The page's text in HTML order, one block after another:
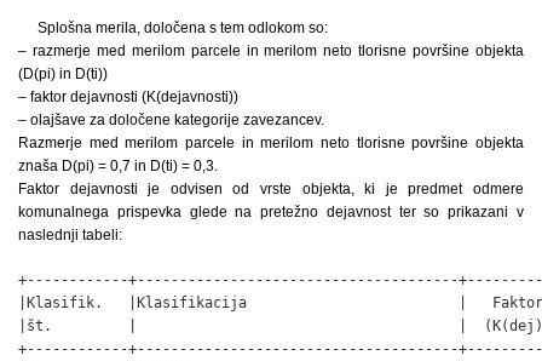
Splošna merila, določena s tem odlokom so:
– razmerje med merilom parcele in merilom neto tlorisne površine objekta
(D(pi) in D(ti))
– faktor dejavnosti (K(dejavnosti))
– olajšave za določene kategorije zavezancev.
Razmerje med merilom parcele in merilom neto tlorisne površine objekta
znaša D(pi) = 0,7 in D(ti) = 0,3.
Faktor dejavnosti je odvisen od vrste objekta, ki je predmet odmere
komunalnega prispevka glede na pretežno dejavnost ter so prikazani v
naslednji tabeli:
+------------+--------------------------------------
|Klasifik.   |Klasifikacija                         |
|št.         |                                      |
+------------+--------------------------------------